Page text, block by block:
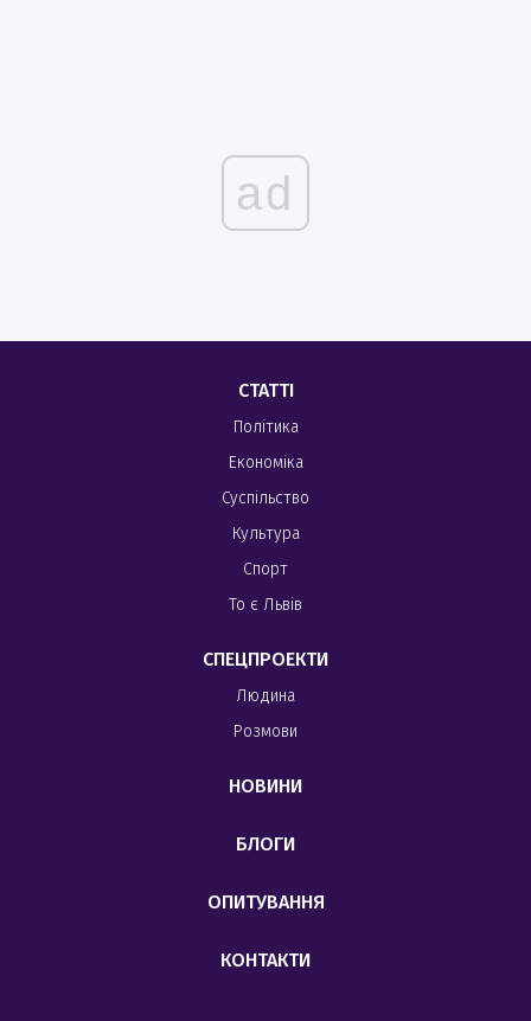
ad
СТАТТІ
Політика
Економіка
Суспільство
Культура
Спорт
То є Львів
СПЕЦПРОЕКТИ
Людина
Розмови
НОВИНИ
БЛОГИ
ОПИТУВАННЯ
КОНТАКТИ